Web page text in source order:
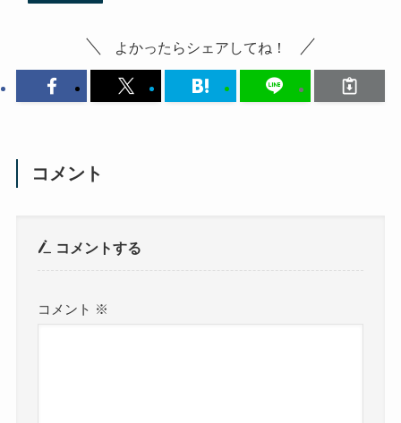
よかったらシェアしてね！
コメント
コメントする
コメント ※